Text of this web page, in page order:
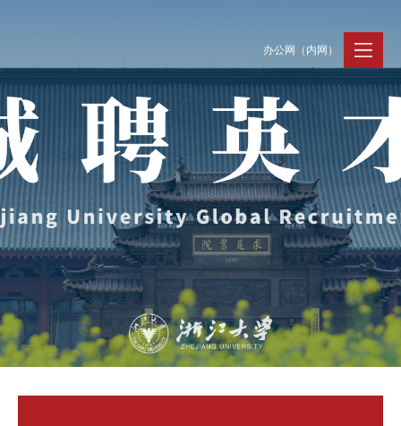
办公网（内网）
聚贤纳才
Jobs @ ZJU
招聘公告
加入我们
走进浙大
Discover ZJU
浙大简况
人才队伍
人才动态
News and Events
新闻速递
人才风采
事业发展
Careers @ ZJU
支持保障
Work and Life